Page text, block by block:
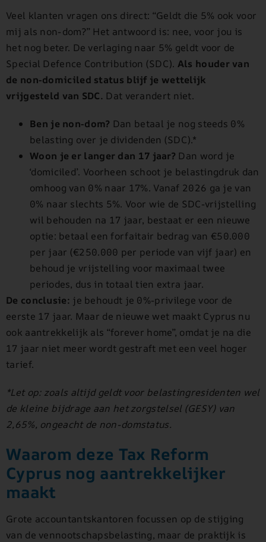
Veel klanten vragen ons direct: “Geldt die 5% ook voor
mij als non-dom?” Het antwoord is: nee, voor jou is
het nog beter. De verlaging naar 5% geldt voor de
Special Defence Contribution (SDC). Als houder van
de non-domiciled status blijf je wettelijk
vrijgesteld van SDC. Dat verandert niet.
Ben je non-dom? Dan betaal je nog steeds 0%
belasting over je dividenden (SDC).*
Woon je er langer dan 17 jaar? Dan word je
‘domiciled’. Voorheen schoot je belastingdruk dan
omhoog van 0% naar 17%. Vanaf 2026 ga je van
0% naar slechts 5%. Voor wie de SDC-vrijstelling
wil behouden na 17 jaar, bestaat er een nieuwe
optie: betaal een forfaitair bedrag van €50.000
per jaar (€250.000 per periode van vijf jaar) en
behoud je vrijstelling voor maximaal twee
periodes, dus in totaal tien extra jaar.
De conclusie: je behoudt je 0%-privilege voor de
eerste 17 jaar. Maar de nieuwe wet maakt Cyprus nu
ook aantrekkelijk als “forever home”, omdat je na die
17 jaar niet meer wordt gestraft met een veel hoger
tarief.
*Let op: zoals altijd geldt voor belastingresidenten wel
de kleine bijdrage aan het zorgstelsel (GESY) van
2,65%, ongeacht de non-domstatus.
Waarom deze Tax Reform
Cyprus nog aantrekkelijker
maakt
Grote accountantskantoren focussen op de stijging
van de vennootschapsbelasting, maar de praktijk is